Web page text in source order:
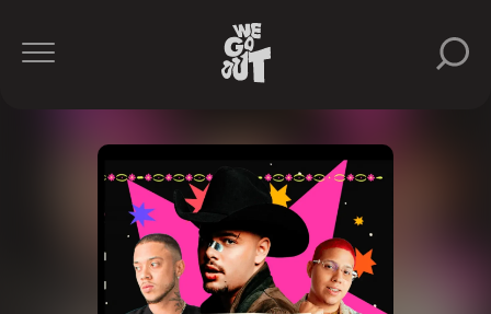
naSalahttps://www.instagram.com/nasala_/